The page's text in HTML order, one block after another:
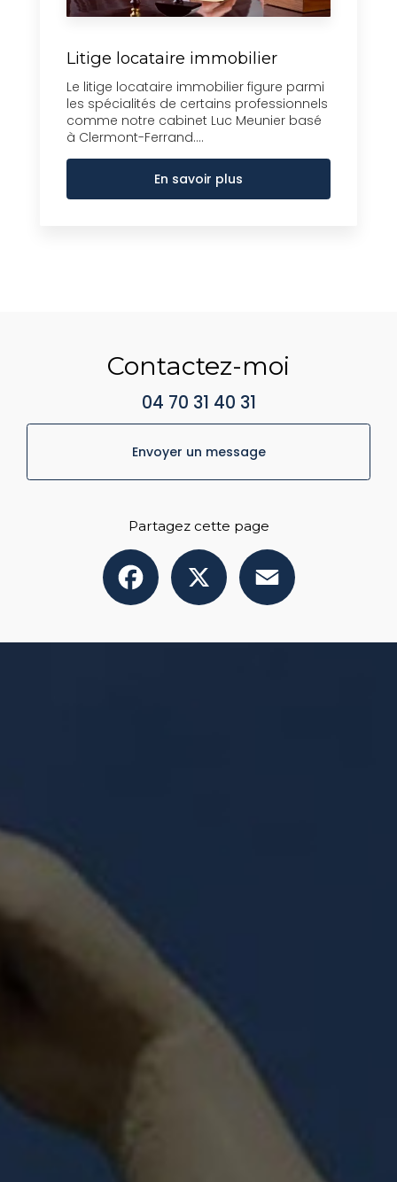
Litige locataire immobilier
Le litige locataire immobilier figure parmi
les spécialités de certains professionnels
comme notre cabinet Luc Meunier basé
à Clermont-Ferrand....
En savoir plus
Contactez-moi
04 70 31 40 31
Envoyer un message
Partagez cette page
Facebook